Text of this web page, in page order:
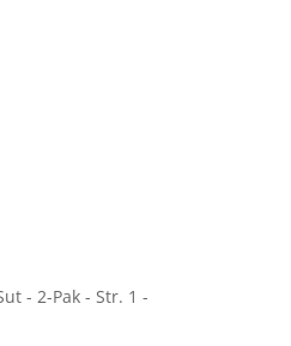
- 2-Pak - Str. 1 -